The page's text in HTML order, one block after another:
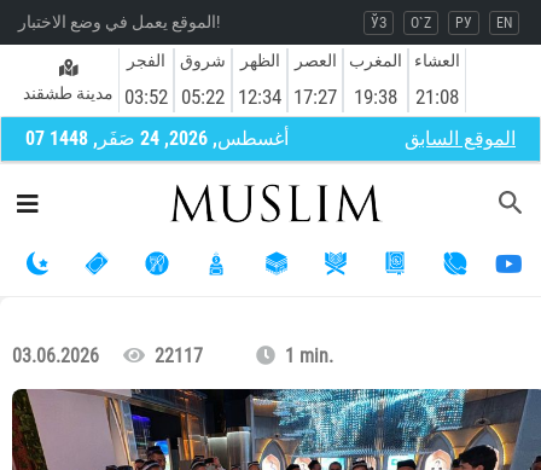
الموقع يعمل في وضع الاختبار! ЎЗ O`Z РУ EN
مدينة طشقند
الفجر
03:52
شروق
05:22
الظهر
12:34
العصر
17:27
المغرب
19:38
العشاء
21:08
07 أغسطس, 2026, 24 صَفَر, 1448 الموقع السابق
03.06.2026 22117 1 min.